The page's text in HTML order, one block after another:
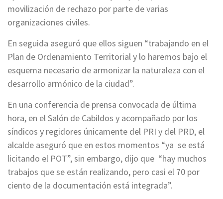
movilización de rechazo por parte de varias
organizaciones civiles.
En seguida aseguró que ellos siguen “trabajando en el
Plan de Ordenamiento Territorial y lo haremos bajo el
esquema necesario de armonizar la naturaleza con el
desarrollo armónico de la ciudad”.
En una conferencia de prensa convocada de última
hora, en el Salón de Cabildos y acompañado por los
síndicos y regidores únicamente del PRI y del PRD, el
alcalde aseguró que en estos momentos “ya se está
licitando el POT”, sin embargo, dijo que “hay muchos
trabajos que se están realizando, pero casi el 70 por
ciento de la documentación está integrada”.